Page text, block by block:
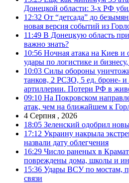
Донецкой области: 3-х РФ
12:32 От “детсада” до
новая версия событий из
11:49 В Донецкую область
важно знать?
10:56 Ночная атака на Киев и
удары по логистике и
10:03 Силы обороны
танков, 2 РСЗО, 5 ед. броне- и
артиллерии. Потери РФ в
09:10 На Покровском
атак, чем на ближайшем к
4 Серпня , 2026
18:05 Зеленский одобрил
17:12 Украину накрыла
назвали дату облегчения
16:29 Число раненых в
повреждены дома, школы и
15:36 Удары ВСУ по мостам,
связи